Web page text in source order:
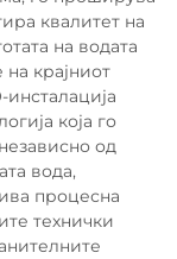
квалитет на
на водата
крајниот
која го
од
вода,
процесна
технички